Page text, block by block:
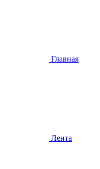
Главная
Лента